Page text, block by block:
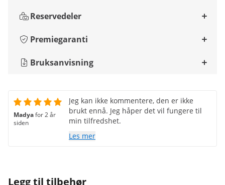
Reservedeler
Premiegaranti
Bruksanvisning
Madyafor 2 år
siden
Jeg kan ikke kommentere, den er ikke
brukt ennå. Jeg håper det vil fungere til
min tilfredshet.
Les mer
Legg til tilbehør